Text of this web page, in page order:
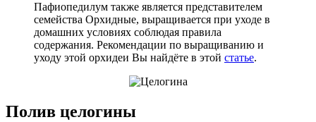
Пафиопедилум также является представителем
семейства Орхидные, выращивается при уходе в
домашних условиях соблюдая правила
содержания. Рекомендации по выращиванию и
уходу этой орхидеи Вы найдёте в этой статье.
Полив целогины